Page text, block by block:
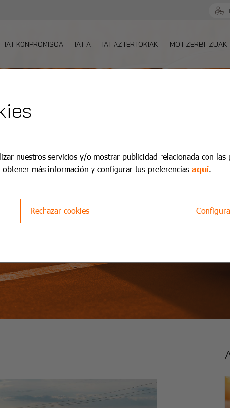
IAT KONPROMISOA IAT-A IAT AZTERTOKIAK MOT ZERBITZUAK
nuestros servicios y/o mostrar publicidad relacionada con las
más información y configurar tus preferencias aquí.
Rechazar cookies